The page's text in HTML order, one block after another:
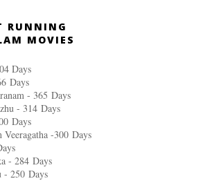
RUNNING
MOVIES
Days
Days
- 365 Days
- 314 Days
Days
Veeragatha -300 Days
- 284 Days
- 250 Days